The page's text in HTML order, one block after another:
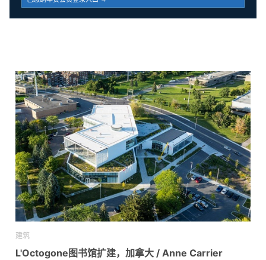
建筑
L'Octogone图书馆扩建，加拿大 / Anne Carrier